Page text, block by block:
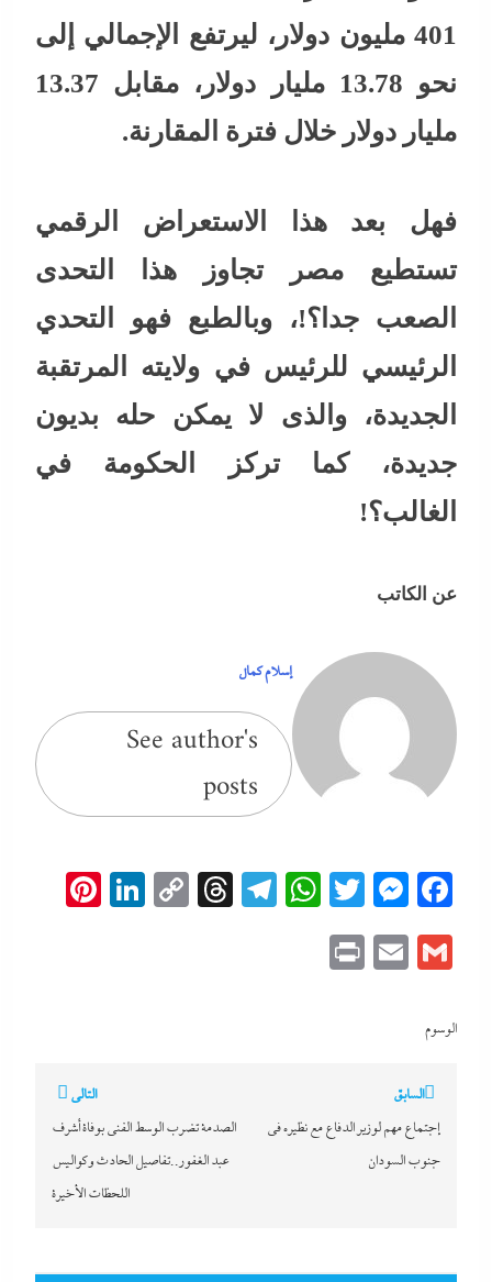
401 مليون دولار، ليرتفع الإجمالي إلى
نحو 13.78 مليار دولار، مقابل 13.37
مليار دولار خلال فترة المقارنة.
فهل بعد هذا الاستعراض الرقمي
تستطيع مصر تجاوز هذا التحدى
الصعب جدا؟!، وبالطبع فهو التحدي
الرئيسي للرئيس في ولايته المرتقبة
الجديدة، والذى لا يمكن حله بديون
جديدة، كما تركز الحكومة في
الغالب؟!
عن الكاتب
إسلام كمال
See author's
posts
Facebook
Messenger
Twitter
WhatsApp
Telegram
Threads
Copy
Gmail
Email
الوسوم
تصفّح
المقالات
السابق
إجتماع مهم لوزير الدفاع مع نظيره في
جنوب السودان
التالي
الصدمة تضرب الوسط الفنى بوفاة أشرف
عبد الغفور..تفاصيل الحادث وكواليس
اللحظات الأخيرة